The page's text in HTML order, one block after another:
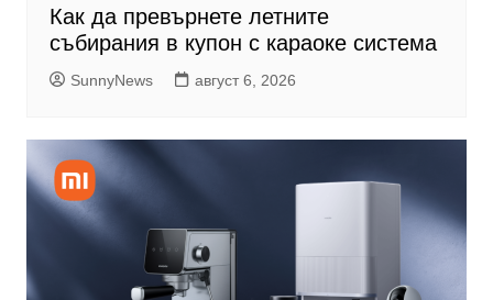
Как да превърнете летните
събирания в купон с караоке система
SunnyNews август 6, 2026